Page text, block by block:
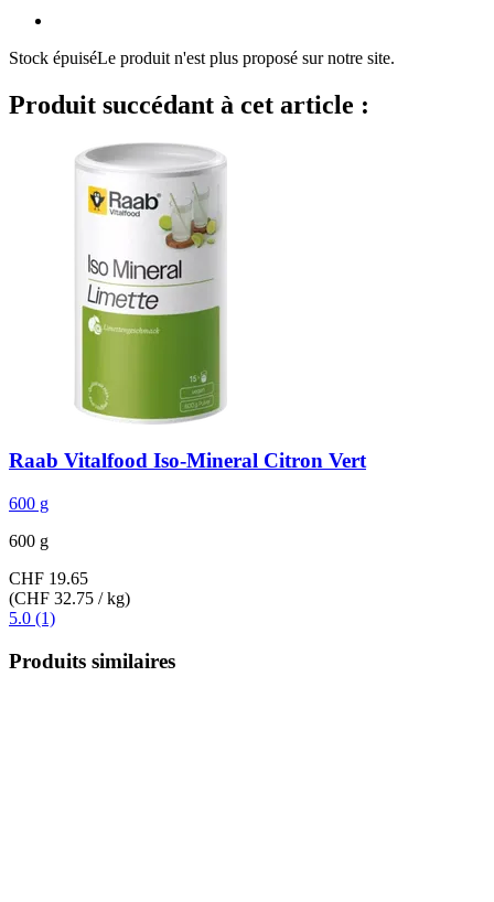
Stock épuiséLe produit n'est plus proposé sur notre site.
Produit succédant à cet article :
Raab Vitalfood Iso-​Mineral Citron Vert
600 g
600 g
CHF 19.65
(CHF 32.75 / kg)
5.0 (1)
Produits similaires